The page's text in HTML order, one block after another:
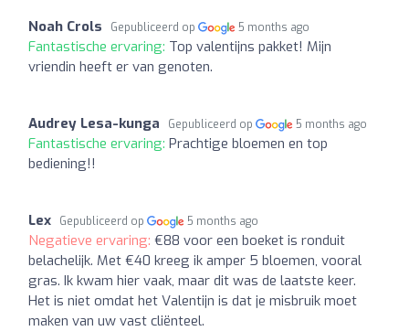
Noah Crols Gepubliceerd op 5 months ago
Fantastische ervaring: Top valentijns pakket! Mijn
vriendin heeft er van genoten.
Audrey Lesa-kunga Gepubliceerd op 5 months ago
Fantastische ervaring: Prachtige bloemen en top
bediening!!
Lex Gepubliceerd op 5 months ago
Negatieve ervaring: €88 voor een boeket is ronduit
belachelijk. Met €40 kreeg ik amper 5 bloemen, vooral
gras. Ik kwam hier vaak, maar dit was de laatste keer.
Het is niet omdat het Valentijn is dat je misbruik moet
maken van uw vast cliënteel.